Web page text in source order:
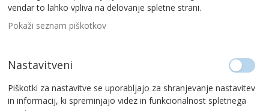
vendar to lahko vpliva na delovanje spletne strani.
Pokaži seznam piškotkov
Nastavitveni
Piškotki za nastavitve se uporabljajo za shranjevanje nastavitev
in informacij, ki spreminjajo videz in funkcionalnost spletnega